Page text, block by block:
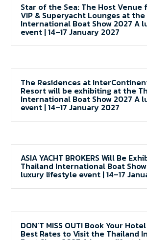
Star of the Sea: The Host
VIP & Superyacht Lounges at
International Boat Show 2027 A
event | 14–17 January 2027
The Residences at
Resort will be exhibiting at the
International Boat Show 2027 A
event | 14–17 January 2027
ASIA YACHT BROKERS Will Be
Thailand International Boat
luxury lifestyle event | 14–17
DON’T MISS OUT! Book Your
Best Rates to Visit the Thailand